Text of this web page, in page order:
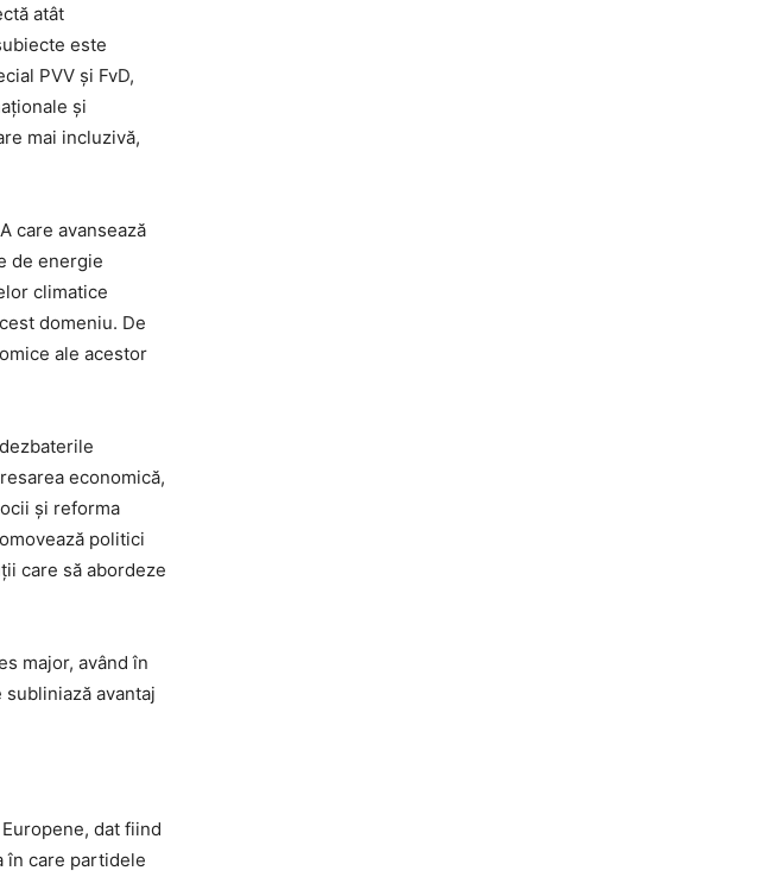
atât
este
PVV și FvD,
și
mai incluzivă,
care avansează
de energie
climatice
domeniu. De
ale acestor
economică,
și reforma
politici
care să abordeze
major, având în
avantaj
dat fiind
în care partidele